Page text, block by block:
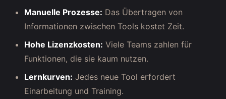
Manuelle Prozesse: Das Übertragen von
Informationen zwischen Tools kostet Zeit.
Hohe Lizenzkosten: Viele Teams zahlen für
Funktionen, die sie kaum nutzen.
Lernkurven: Jedes neue Tool erfordert
Einarbeitung und Training.